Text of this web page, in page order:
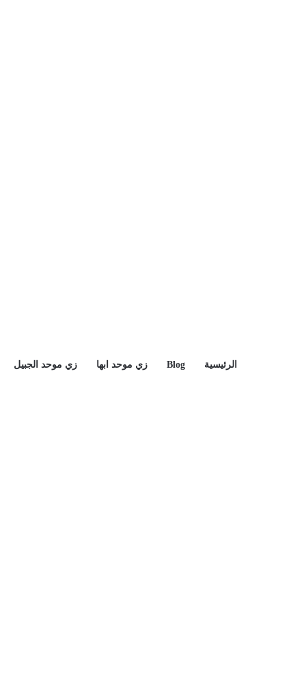
الرئيسية Blog زي موحد ابها زي موحد الجبيل